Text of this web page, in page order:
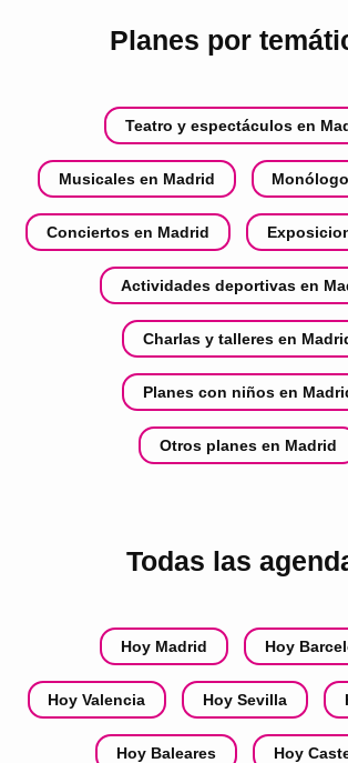
Planes por
Teatro y espectáculos en
Musicales en Madrid
Conciertos en Madrid
Actividades deportivas en
Charlas y talleres en
Planes con niños en
Otros planes en Madrid
Todas las
Hoy Madrid Hoy
Hoy Valencia Hoy Sevilla
Hoy Baleares Hoy